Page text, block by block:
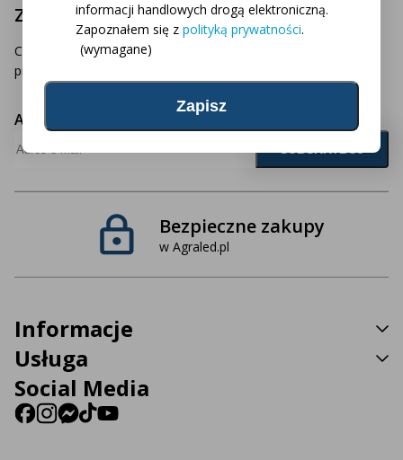
Bezpieczne zakupy
w Agraled.pl
Zapisz się do naszego newslettera
Chcesz być na bieżąco z naszymi najnowszymi ofertami i
produktami? Zapisz się do newslettera!
Adres e-mail
Informacje
Usługa
Social Media
informacji handlowych drogą elektroniczną.
Zapoznałem się z polityką prywatności.
(wymagane)